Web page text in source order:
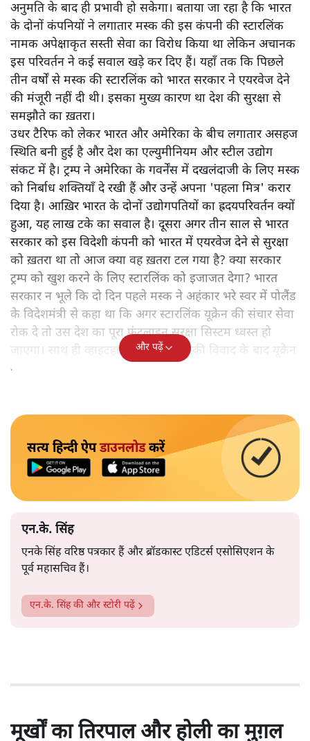
अनुमति के बाद ही प्रभावी हो सकेगा। बताया जा रहा है कि भारत
के दोनों कंपनियों ने लगातार मस्क की इस कंपनी की स्टारलिंक
नामक अपेक्षाकृत सस्ती सेवा का विरोध किया था लेकिन अचानक
इस परिवर्तन ने कई सवाल खड़े कर दिए हैं। यहाँ तक कि पिछले
तीन वर्षों से मस्क की स्टारलिंक को भारत सरकार ने एयरवेज देने
की मंजूरी नहीं दी थी। इसका मुख्य कारण था देश की सुरक्षा से
समझौते का ख़तरा।
उधर टैरिफ को लेकर भारत और अमेरिका के बीच लगातार असहज
स्थिति बनी हुई है और देश का एल्युमीनियम और स्टील उद्योग
संकट में है। ट्रम्प ने अमेरिका के गवर्नेंस में दखलंदाजी के लिए मस्क
को निर्बाध शक्तियाँ दे रखी हैं और उन्हें अपना 'पहला मित्र' करार
दिया है। आख़िर भारत के दोनों उद्योगपतियों का ह्रदयपरिवर्तन क्यों
हुआ, यह लाख टके का सवाल है। दूसरा अगर तीन साल से भारत
सरकार को इस विदेशी कंपनी को भारत में एयरवेज देने से सुरक्षा
को ख़तरा था तो आज क्या वह ख़तरा टल गया है? क्या सरकार
ट्रम्प को खुश करने के लिए स्टारलिंक को इजाजत देगा? भारत
सरकार न भूले कि दो दिन पहले मस्क ने अहंकार भरे स्वर में पोलैंड
के विदेशमंत्री से कहा था कि अगर स्टारलिंक यूक्रेन की संचार सेवा
रोक दे तो उस देश का पूरा फ्रंटलाइन सुरक्षा सिस्टम ध्वस्त हो
जाएगा। साथ ही व्हाइटहाउस में ट्रम्प-जेलेंस्की विवाद के बाद यूक्रेन
की सभी इंटेलिजेंस शेयरिंग रोक दी गयी थी।
और पढ़ें
सत्य हिन्दी ऐपडाउनलोडकरें
एन.के. सिंह
एनके सिंह वरिष्ठ पत्रकार हैं और ब्रॉडकास्ट एडिटर्स एसोसिएशन के
पूर्व महासचिव हैं।
एन.के. सिंहकी और स्टोरी पढ़ें
मूर्खों का तिरपाल और होली का मुग़ल